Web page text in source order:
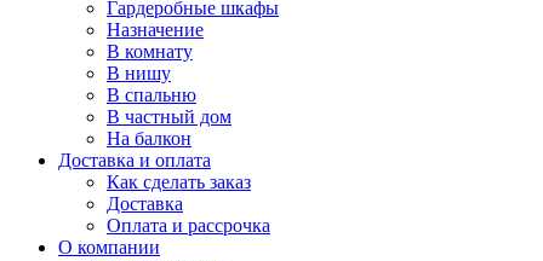
Гардеробные шкафы
Назначение
В комнату
В нишу
В спальню
В частный дом
На балкон
Доставка и оплата
Как сделать заказ
Доставка
Оплата и рассрочка
О компании